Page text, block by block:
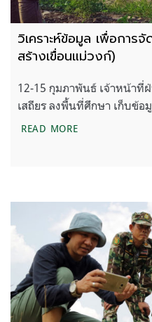
วิเคราะห์ข้อมูล เพื่อการ
สร้างเขื่อนแม่วงก์)
12-15 กุมภาพันธ์ เจ้าหน้าที่
เสถียร ลงพื้นที่ศึกษา เก็บข้
READ MOREวิเคราะห์ข้อมูล